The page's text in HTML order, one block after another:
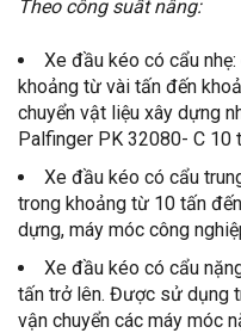
Theo công suất nâng:
Xe đầu kéo có cẩu
khoảng từ vài tấn đến
chuyển vật liệu xây dựng
Palfinger PK 32080- C 10
Xe đầu kéo có cẩu
trong khoảng từ 10 tấn
dựng, máy móc công
Xe đầu kéo có cẩu
tấn trở lên. Được sử dụng
vận chuyển các máy móc